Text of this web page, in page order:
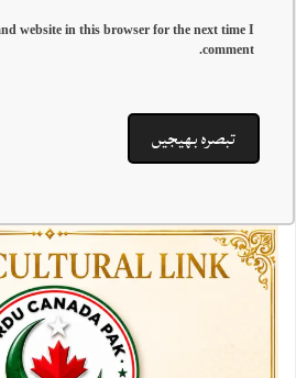
website in this browser for the next time I
comment.